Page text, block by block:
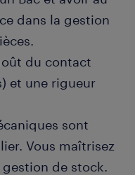
dans la gestion
du contact
et une rigueur
sont
Vous maîtrisez
de stock.